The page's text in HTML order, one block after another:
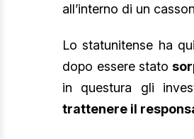
all’interno di un
Lo statunitense ha
dopo essere stato
in questura gli
trattenere il